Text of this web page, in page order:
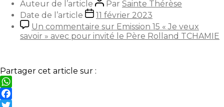
Auteur de l’article Par Sainte Thérèse
Date de l’article
11 février 2023
Un commentaire sur Emission 15 « Je veux
savoir » avec pour invité le Père Rolland TCHAMIE
Partager cet article sur :
WhatsApp